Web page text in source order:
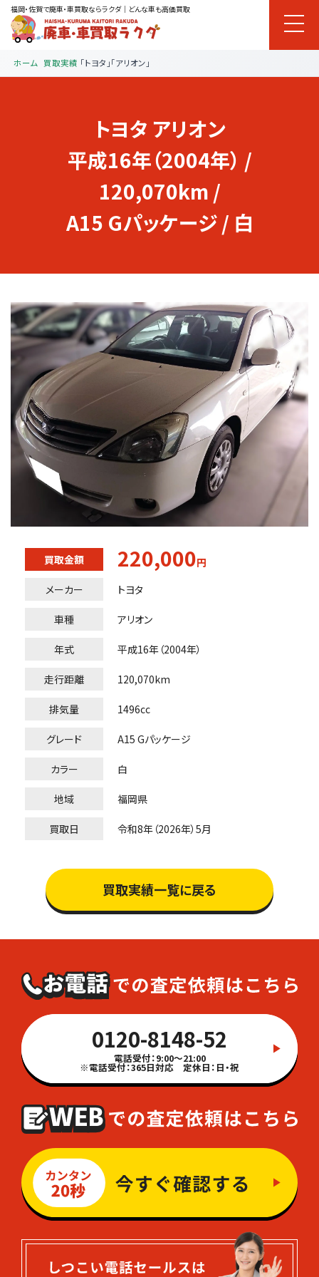
福岡・佐賀で廃車・車買取ならラクダ｜どんな車も高価買取
ホーム 買取実績 「トヨタ」「アリオン」
トヨタ アリオン
平成16年（2004年） /
120,070km /
A15 Gパッケージ / 白
買取金額 220,000円
メーカー
トヨタ
車種 アリオン
年式 平成16年（2004年）
走行距離 120,070km
排気量 1496cc
グレード A15 Gパッケージ
カラー 白
地域 福岡県
買取日 令和8年（2026年）5月
買取実績一覧に戻る
0120-8148-52
電話受付：9:00～21:00
※電話受付：365日対応 定休日：日・祝